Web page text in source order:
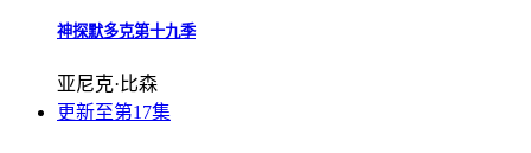
神探默多克第十九季
亚尼克·比森
更新至第17集